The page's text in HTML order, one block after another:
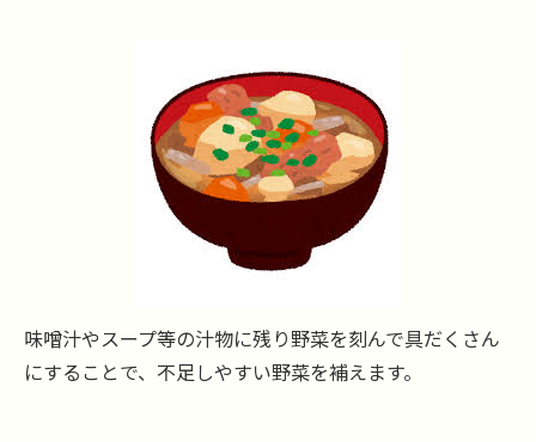
味噌汁やスープ等の汁物に残り野菜を刻んで具だくさん
にすることで、不足しやすい野菜を補えます。